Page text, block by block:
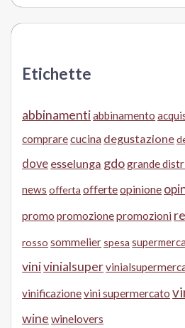
Etichette
abbinamentiabbinamento
comprarecucina degustazione
dove esselunga gdogrande
news offerta offerteopinione
promo promozionepromozioni
rosso sommelier spesa
vinivinialsuper
vinificazionevini supermercato
wine winelovers